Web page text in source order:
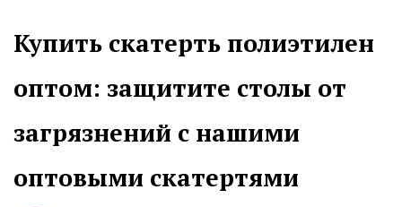
Купить скатерть полиэтилен
оптом: защитите столы от
загрязнений с нашими
оптовыми скатертями